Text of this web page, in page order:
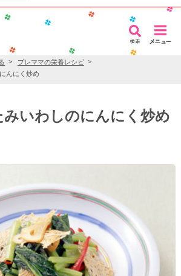
プレママの栄養レシピ
んにく炒め
みいわしのにんにく炒め